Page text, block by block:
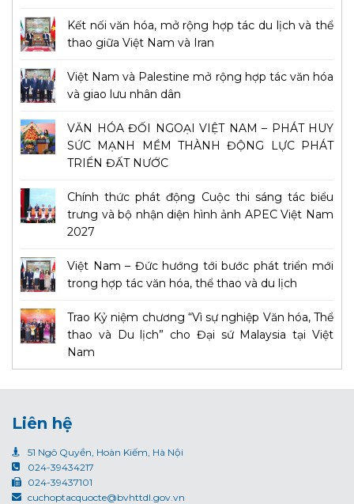
Kết nối văn hóa, mở rộng hợp tác du lịch và thể
thao giữa Việt Nam và Iran
Việt Nam và Palestine mở rộng hợp tác văn hóa
và giao lưu nhân dân
VĂN HÓA ĐỐI NGOẠI VIỆT NAM – PHÁT HUY
SỨC MẠNH MỀM THÀNH ĐỘNG LỰC PHÁT
TRIỂN ĐẤT NƯỚC
Chính thức phát động Cuộc thi sáng tác biểu
trưng và bộ nhận diện hình ảnh APEC Việt Nam
2027
Việt Nam – Đức hướng tới bước phát triển mới
trong hợp tác văn hóa, thể thao và du lịch
Trao Kỷ niệm chương “Vì sự nghiệp Văn hóa, Thể
thao và Du lịch” cho Đại sứ Malaysia tại Việt
Nam
Liên hệ
51 Ngô Quyền, Hoàn Kiếm, Hà Nội
024-39434217
024-39437101
cuchoptacquocte@bvhttdl.gov.vn